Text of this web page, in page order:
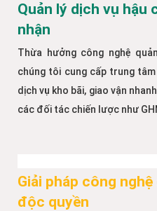
Quản lý dịch vụ hậu
nhận
Thừa hưởng công nghệ
chúng tôi cung cấp trung
dịch vụ kho bãi, giao vận
các đối tác chiến lược như
Giải pháp công
độc quyền